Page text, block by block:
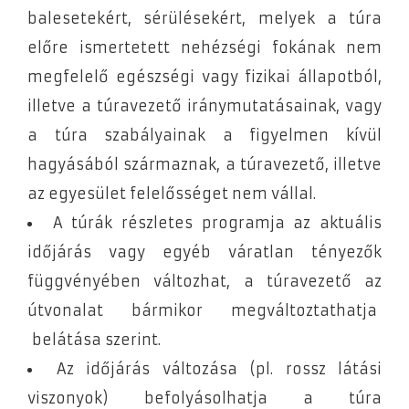
balesetekért, sérülésekért, melyek a túra
előre ismertetett nehézségi fokának nem
megfelelő egészségi vagy fizikai állapotból,
illetve a túravezető iránymutatásainak, vagy
a túra szabályainak a figyelmen kívül
hagyásából származnak, a túravezető, illetve
az egyesület felelősséget nem vállal.
A túrák részletes programja az aktuális
időjárás vagy egyéb váratlan tényezők
függvényében változhat, a túravezető az
útvonalat bármikor megváltoztathatja
belátása szerint.
Az időjárás változása (pl. rossz látási
viszonyok) befolyásolhatja a túra